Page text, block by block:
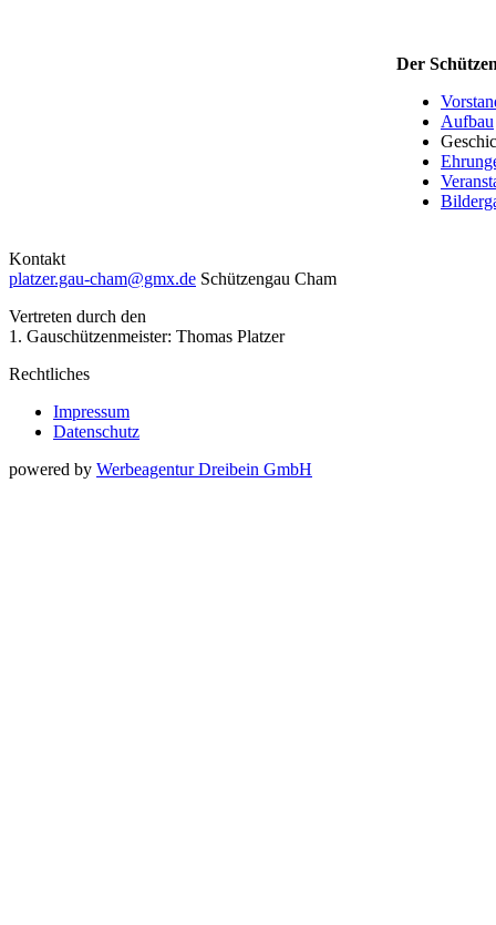
Der
Aufbau
Kontakt
platzer.gau-cham@gmx.de Schützengau Cham
Vertreten durch den
1. Gauschützenmeister: Thomas Platzer
Rechtliches
Impressum
Datenschutz
powered by Werbeagentur Dreibein GmbH